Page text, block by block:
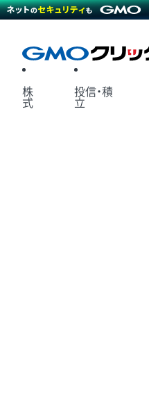
株
式
投信・積
立